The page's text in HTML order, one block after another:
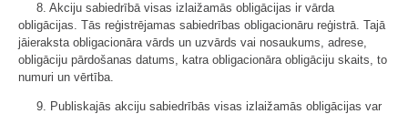
8. Akciju sabiedrībā visas izlaižamās obligācijas ir vārda
obligācijas. Tās reģistrējamas sabiedrības obligacionāru reģistrā. Tajā
jāieraksta obligacionāra vārds un uzvārds vai nosaukums, adrese,
obligāciju pārdošanas datums, katra obligacionāra obligāciju skaits, to
numuri un vērtība.
9. Publiskajās akciju sabiedrībās visas izlaižamās obligācijas var